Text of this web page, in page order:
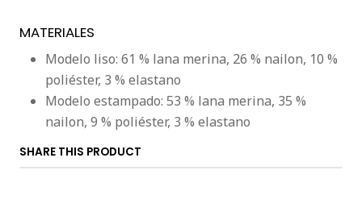
MATERIALES
Modelo liso: 61 % lana merina, 26 % nailon, 10 %
poliéster, 3 % elastano
Modelo estampado: 53 % lana merina, 35 %
nailon, 9 % poliéster, 3 % elastano
SHARE THIS PRODUCT